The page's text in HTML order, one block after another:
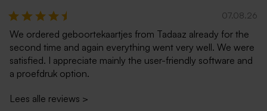
07.08.26
We ordered geboortekaartjes from Tadaaz already for the
second time and again everything went very well. We were
satisfied. I appreciate mainly the user-friendly software and
a proefdruk option.
Lees alle reviews >